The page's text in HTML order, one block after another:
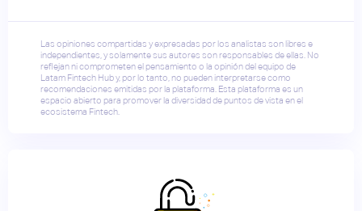
Las opiniones compartidas y expresadas por los analistas son libres e
independientes, y solamente sus autores son responsables de ellas. No
reflejan ni comprometen el pensamiento o la opinión del equipo de
Latam Fintech Hub y, por lo tanto, no pueden interpretarse como
recomendaciones emitidas por la plataforma. Esta plataforma es un
espacio abierto para promover la diversidad de puntos de vista en el
ecosistema Fintech.